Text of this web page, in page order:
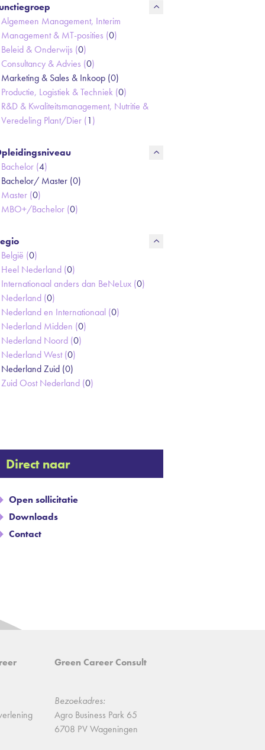
Algemeen Management, Interim
Management & MT-posities (0)
Beleid & Onderwijs (0)
Consultancy & Advies (0)
Marketing & Sales & Inkoop (0)
Productie, Logistiek & Techniek (0)
R&D & Kwaliteitsmanagement, Nutritie &
Veredeling Plant/Dier (1)
Bachelor (4)
Bachelor/ Master (0)
Master (0)
MBO+/Bachelor (0)
België (0)
Heel Nederland (0)
Internationaal anders dan BeNeLux (0)
Nederland (0)
Nederland en Internationaal (0)
Nederland Midden (0)
Nederland Noord (0)
Nederland West (0)
Nederland Zuid (0)
Zuid Oost Nederland (0)
Direct naar
Open sollicitatie
Downloads
Contact
Green Career Consult
Bezoekadres:
Agro Business Park 65
6708 PV Wageningen